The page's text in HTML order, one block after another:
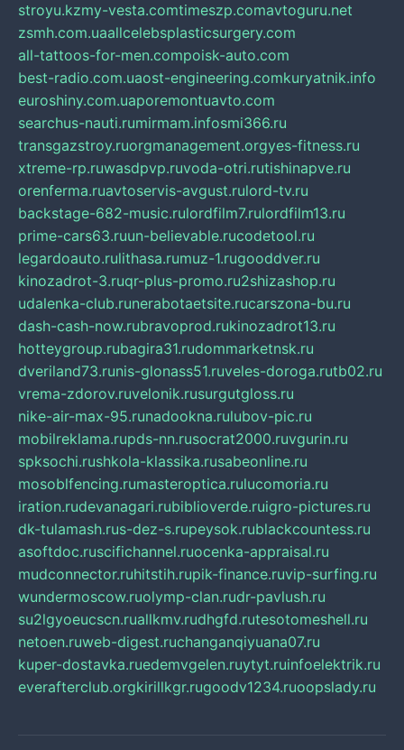
stroyu.kzmy-vesta.comtimeszp.comavtoguru.net
zsmh.com.uaallcelebsplasticsurgery.com
all-tattoos-for-men.compoisk-auto.com
best-radio.com.uaost-engineering.comkuryatnik.info
euroshiny.com.uaporemontuavto.com
searchus-nauti.rumirmam.infosmi366.ru
transgazstroy.ruorgmanagement.orgyes-fitness.ru
xtreme-rp.ruwasdpvp.ruvoda-otri.rutishinapve.ru
orenferma.ruavtoservis-avgust.rulord-tv.ru
backstage-682-music.rulordfilm7.rulordfilm13.ru
prime-cars63.ruun-believable.rucodetool.ru
legardoauto.rulithasa.rumuz-1.rugooddver.ru
kinozadrot-3.ruqr-plus-promo.ru2shizashop.ru
udalenka-club.runerabotaetsite.rucarszona-bu.ru
dash-cash-now.rubravoprod.rukinozadrot13.ru
hotteygroup.rubagira31.rudommarketnsk.ru
dveriland73.runis-glonass51.ruveles-doroga.rutb02.ru
vrema-zdorov.ruvelonik.rusurgutgloss.ru
nike-air-max-95.runadookna.rulubov-pic.ru
mobilreklama.rupds-nn.rusocrat2000.ruvgurin.ru
spksochi.rushkola-klassika.rusabeonline.ru
mosoblfencing.rumasteroptica.rulucomoria.ru
iration.rudevanagari.rubiblioverde.ruigro-pictures.ru
dk-tulamash.rus-dez-s.rupeysok.rublackcountess.ru
asoftdoc.ruscifichannel.ruocenka-appraisal.ru
mudconnector.ruhitstih.rupik-finance.ruvip-surfing.ru
wundermoscow.ruolymp-clan.rudr-pavlush.ru
su2lgyoeucscn.ruallkmv.rudhgfd.rutesotomeshell.ru
netoen.ruweb-digest.ruchanganqiyuana07.ru
kuper-dostavka.ruedemvgelen.ruytyt.ruinfoelektrik.ru
everafterclub.orgkirillkgr.rugoodv1234.ruoopslady.ru